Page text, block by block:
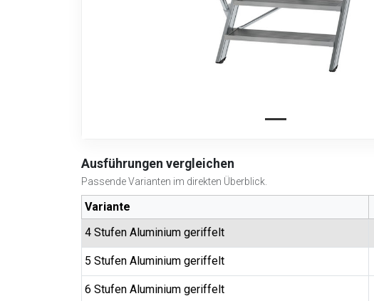
Ausführungen vergleichen
Passende Varianten im direkten Überblick.
Variante
4 Stufen Aluminium geriffelt
5 Stufen Aluminium geriffelt
6 Stufen Aluminium geriffelt